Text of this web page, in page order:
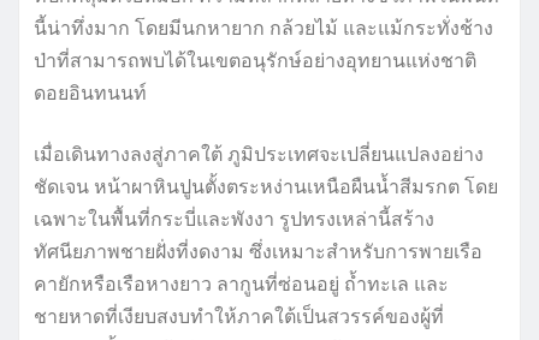
นี้น่าทึ่งมาก โดยมีนกหายาก กล้วยไม้ และแม้กระทั่งช้าง
ป่าที่สามารถพบได้ในเขตอนุรักษ์อย่างอุทยานแห่งชาติ
ดอยอินทนนท์
เมื่อเดินทางลงสู่ภาคใต้ ภูมิประเทศจะเปลี่ยนแปลงอย่าง
ชัดเจน หน้าผาหินปูนตั้งตระหง่านเหนือผืนน้ำสีมรกต โดย
เฉพาะในพื้นที่กระบี่และพังงา รูปทรงเหล่านี้สร้าง
ทัศนียภาพชายฝั่งที่งดงาม ซึ่งเหมาะสำหรับการพายเรือ
คายักหรือเรือหางยาว ลากูนที่ซ่อนอยู่ ถ้ำทะเล และ
ชายหาดที่เงียบสงบทำให้ภาคใต้เป็นสวรรค์ของผู้ที่